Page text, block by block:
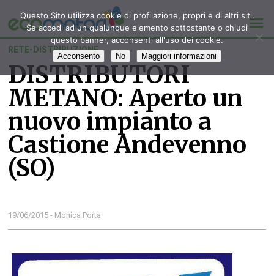
RETE-DISTRIBUZIONE
DISTRIBUTORI
METANO: Aperto un
nuovo impianto a
Castione Andevenno
(SO)
19/06/2015 - Monica Porta
Questo Sito utilizza cookie di profilazione, propri e di altri siti.
Se accedi ad un qualunque elemento sottostante o chiudi
questo banner, acconsenti all'uso dei cookie.
Acconsento No Maggiori informazioni